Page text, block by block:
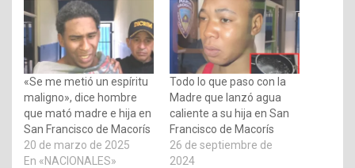
«Se me metió un espíritu
maligno», dice hombre
que mató madre e hija en
San Francisco de Macorís
20 de marzo de 2025
En «NACIONALES»
Todo lo que paso con la
Madre que lanzó agua
caliente a su hija en San
Francisco de Macorís
26 de septiembre de
2024